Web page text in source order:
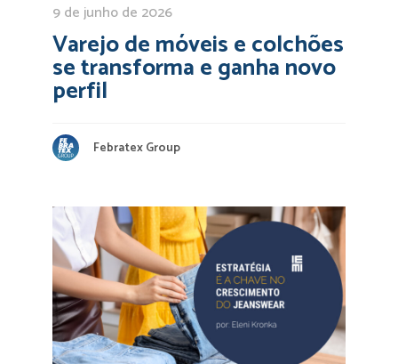
9 de junho de 2026
Varejo de móveis e colchões
se transforma e ganha novo
perfil
Febratex Group